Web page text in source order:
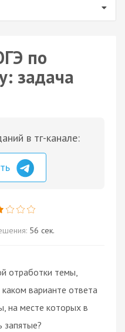
по
задача
в тг-канале:
56 сек.
отработки темы,
варианте ответа
на месте которых в